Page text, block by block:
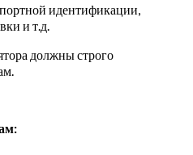
идентификации,
и т.д.
должны строго